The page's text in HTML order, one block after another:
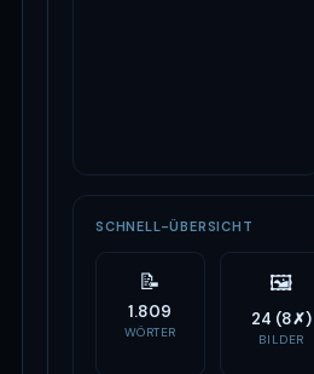
SCHNELL-ÜBERSICHT
📝
1.809
WÖRTER
🖼
24 (8✗)
BILDER